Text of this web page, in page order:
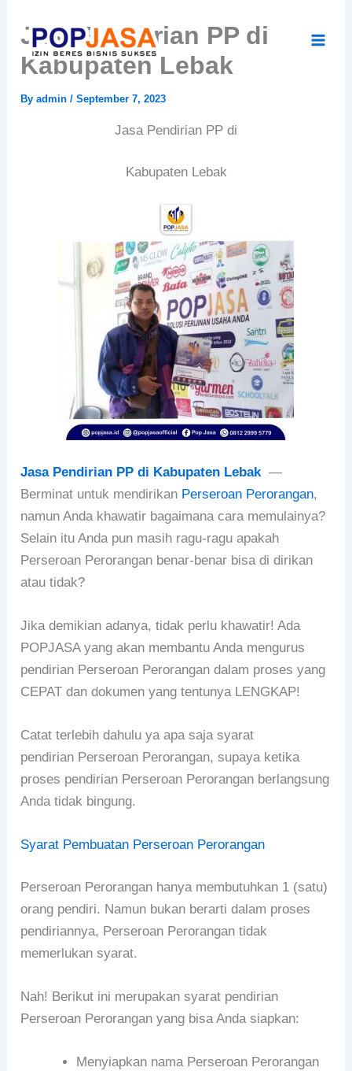
content
Jasa Pendirian PP di
Kabupaten Lebak
Byadmin/September 7, 2023
Jasa Pendirian PP di
Kabupaten Lebak
Jasa Pendirian PP di Kabupaten Lebak—
Berminat untuk mendirikan Perseroan Perorangan,
namun Anda khawatir bagaimana cara memulainya?
Selain itu Anda pun masih ragu-ragu apakah
Perseroan Perorangan benar-benar bisa di dirikan
atau tidak?
Jika demikian adanya, tidak perlu khawatir! Ada
POPJASA yang akan membantu Anda mengurus
pendirian Perseroan Perorangan dalam proses yang
CEPAT dan dokumen yang tentunya LENGKAP!
Catat terlebih dahulu ya apa saja syarat
pendirian Perseroan Perorangan, supaya ketika
proses pendirian Perseroan Perorangan berlangsung
Anda tidak bingung.
Syarat Pembuatan Perseroan Perorangan
Perseroan Perorangan hanya membutuhkan 1 (satu)
orang pendiri. Namun bukan berarti dalam proses
pendiriannya, Perseroan Perorangan tidak
memerlukan syarat.
Nah! Berikut ini merupakan syarat pendirian
Perseroan Perorangan yang bisa Anda siapkan:
Menyiapkan nama Perseroan Perorangan